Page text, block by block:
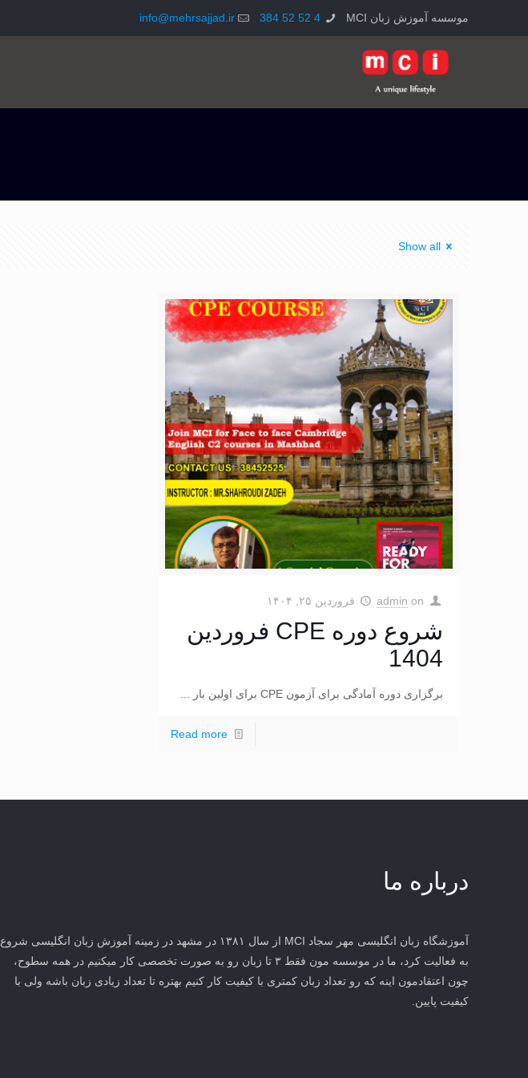
موسسه آموزش زبان MCI 4 52 52 384
info@mehrsajjad.ir
Show all
admin on فروردین ۲۵, ۱۴۰۴
شروع دوره CPE فروردین
1404
برگزاری دوره آمادگی برای آزمون CPE برای اولین بار ...
Read more
درباره ما
آموزشگاه زبان انگلیسی مهر سجاد MCI از سال ۱۳۸۱ در مشهد در زمینه آموزش زبان انگلیسی شروع
به فعالیت کرد، ما در موسسه مون فقط ۳ تا زبان رو به صورت تخصصی کار میکنیم در همه سطوح،
چون اعتقادمون اینه که رو تعداد زبان کمتری با کیفیت کار کنیم بهتره تا تعداد زیادی زبان باشه ولی با
کیفیت پایین.